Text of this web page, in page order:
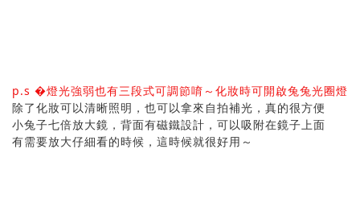
p.s �燈光強弱也有三段式可調節唷～化妝時可開啟兔兔光圈燈
除了化妝可以清晰照明，也可以拿來自拍補光，真的很方便
小兔子七倍放大鏡，背面有磁鐵設計，可以吸附在鏡子上面
有需要放大仔細看的時候，這時候就很好用～